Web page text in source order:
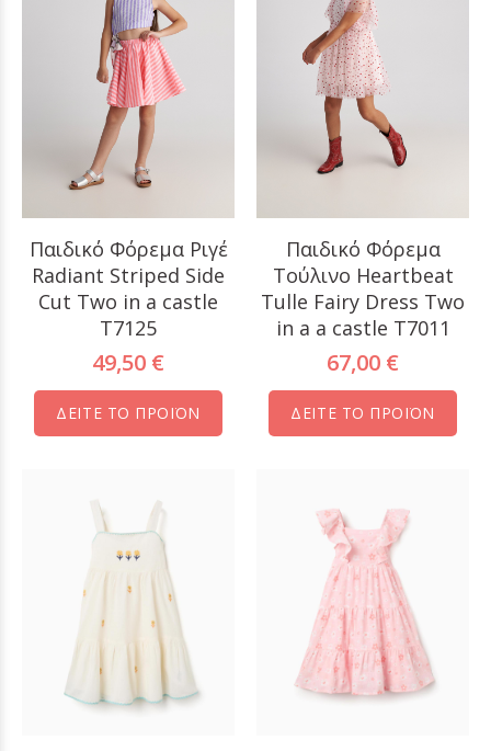
Παιδικό Φόρεμα Ριγέ
Radiant Striped Side
Cut Two in a castle
T7125
49,50 €
ΔΕΙΤΕ ΤΟ ΠΡΟΪΟΝ
Παιδικό Φόρεμα
Τούλινο Heartbeat
Tulle Fairy Dress Two
in a a castle T7011
67,00 €
ΔΕΙΤΕ ΤΟ ΠΡΟΪΟΝ